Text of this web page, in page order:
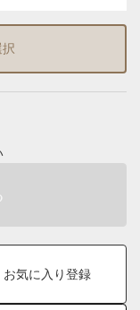
お気に入り登録